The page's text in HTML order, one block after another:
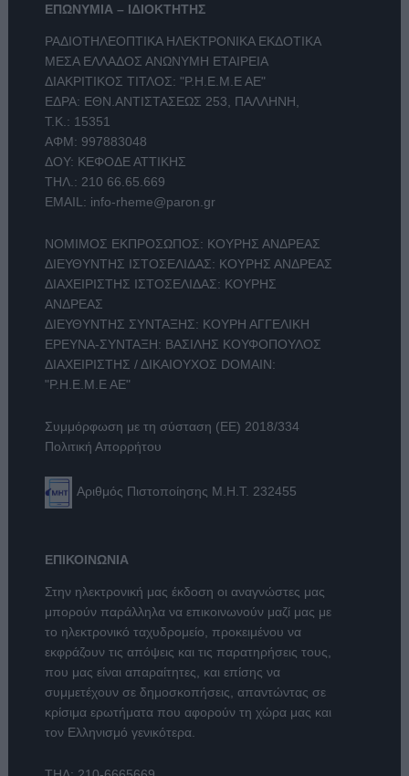
ΕΠΩΝΥΜΙΑ – ΙΔΙΟΚΤΗΤΗΣ
ΡΑΔΙΟΤΗΛΕΟΠΤΙΚΑ ΗΛΕΚΤΡΟΝΙΚΑ ΕΚΔΟΤΙΚΑ
ΜΕΣΑ ΕΛΛΑΔΟΣ ΑΝΩΝΥΜΗ ΕΤΑΙΡΕΙΑ
ΔΙΑΚΡΙΤΙΚΟΣ ΤΙΤΛΟΣ: "Ρ.Η.Ε.Μ.Ε ΑΕ"
ΕΔΡΑ: ΕΘΝ.ΑΝΤΙΣΤΑΣΕΩΣ 253, ΠΑΛΛΗΝΗ,
Τ.Κ.: 15351
ΑΦΜ: 997883048
ΔΟΥ: ΚΕΦΟΔΕ ΑΤΤΙΚΗΣ
ΤΗΛ.: 210 66.65.669
EMAIL: info-rheme@paron.gr
ΝΟΜΙΜΟΣ ΕΚΠΡΟΣΩΠΟΣ: ΚΟΥΡΗΣ ΑΝΔΡΕΑΣ
ΔΙΕΥΘΥΝΤΗΣ ΙΣΤΟΣΕΛΙΔΑΣ: ΚΟΥΡΗΣ ΑΝΔΡΕΑΣ
ΔΙΑΧΕΙΡΙΣΤΗΣ ΙΣΤΟΣΕΛΙΔΑΣ: ΚΟΥΡΗΣ
ΑΝΔΡΕΑΣ
ΔΙΕΥΘΥΝΤΗΣ ΣΥΝΤΑΞΗΣ: ΚΟΥΡΗ ΑΓΓΕΛΙΚΗ
ΕΡΕΥΝΑ-ΣΥΝΤΑΞΗ: ΒΑΣΙΛΗΣ ΚΟΥΦΟΠΟΥΛΟΣ
ΔΙΑΧΕΙΡΙΣΤΗΣ / ΔΙΚΑΙΟΥΧΟΣ DOMAIN:
"Ρ.Η.Ε.Μ.Ε ΑΕ"
Συμμόρφωση με τη σύσταση (ΕΕ) 2018/334
Πολιτική Απορρήτου
Αριθμός Πιστοποίησης Μ.Η.Τ. 232455
ΕΠΙΚΟΙΝΩΝΙΑ
Στην ηλεκτρονική μας έκδοση οι αναγνώστες μας
μπορούν παράλληλα να επικοινωνούν μαζί μας με
το ηλεκτρονικό ταχυδρομείο, προκειμένου να
εκφράζουν τις απόψεις και τις παρατηρήσεις τους,
που μας είναι απαραίτητες, και επίσης να
συμμετέχουν σε δημοσκοπήσεις, απαντώντας σε
κρίσιμα ερωτήματα που αφορούν τη χώρα μας και
τον Ελληνισμό γενικότερα.